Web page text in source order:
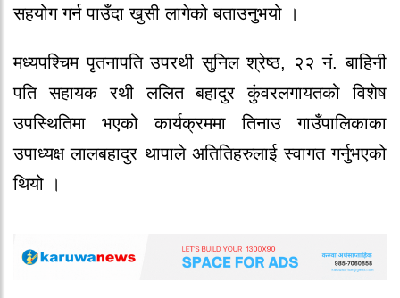
सहयोग गर्न पाउँदा खुसी लागेको बताउनुभयो ।
मध्यपश्चिम पृतनापति उपरथी सुनिल श्रेष्ठ, २२ नं. बाहिनी
पति सहायक रथी ललित बहादुर कुंवरलगायतको विशेष
उपस्थितिमा भएको कार्यक्रममा तिनाउ गाउँपालिकाका
उपाध्यक्ष लालबहादुर थापाले अतितिहरुलाई स्वागत गर्नुभएको
थियो ।